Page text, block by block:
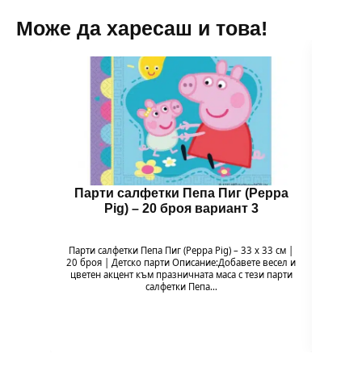
Може да харесаш и това!
Парти салфетки Пепа Пиг (Peppa
Pig) – 20 броя вариант 3
Парти салфетки Пепа Пиг (Peppa Pig) – 33 x 33 см |
20 броя | Детско парти Описание:Добавете весел и
цветен акцент към празничната маса с тези парти
салфетки Пепа…